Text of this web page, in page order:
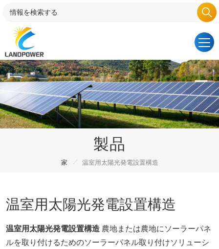
製品
家 / 温室用太陽光発電設置構造
温室用太陽光発電設置構造
温室用太陽光発電設置構造 農地または農地にソーラーパネ
ルを取り付けるためのソーラーパネル取り付けソリューシ